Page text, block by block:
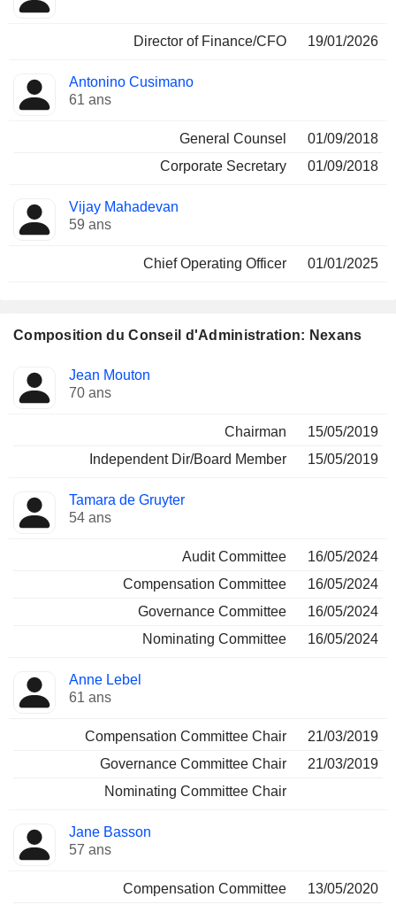
Director of Finance/CFO 19/01/2026
Antonino Cusimano
61 ans
General Counsel
01/09/2018
Corporate Secretary
01/09/2018
Vijay Mahadevan
59 ans
Chief Operating Officer 01/01/2025
Composition du Conseil d'Administration: Nexans
Administrateur Comités
Jean Mouton
70 ans
Chairman
15/05/2019
Independent Dir/Board Member
15/05/2019
Tamara de Gruyter
54 ans
Audit Committee
16/05/2024
Compensation Committee
16/05/2024
Governance Committee
16/05/2024
Nominating Committee
16/05/2024
Anne Lebel
61 ans
Compensation Committee Chair
21/03/2019
Governance Committee Chair
21/03/2019
Nominating Committee Chair
Jane Basson
57 ans
Compensation Committee
13/05/2020